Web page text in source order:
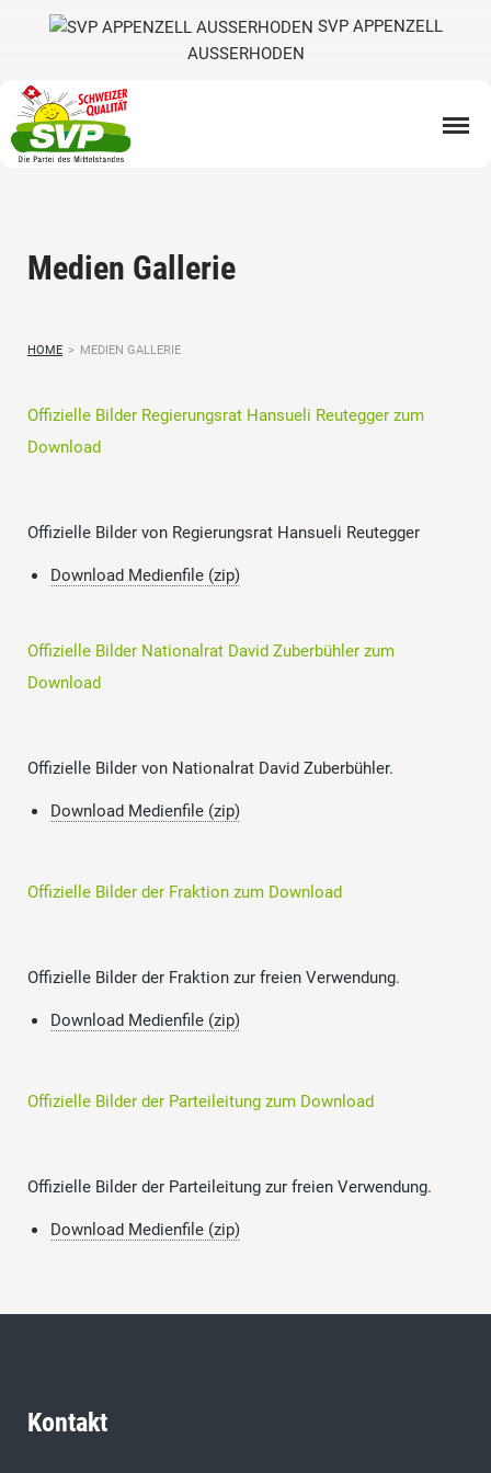
SVP APPENZELL
AUSSERHODEN
Medien Gallerie
HOME > MEDIEN GALLERIE
Offizielle Bilder Regierungsrat Hansueli Reutegger zum
Download
Offizielle Bilder von Regierungsrat Hansueli Reutegger
Download Medienfile (zip)
Offizielle Bilder Nationalrat David Zuberbühler zum
Download
Offizielle Bilder von Nationalrat David Zuberbühler.
Download Medienfile (zip)
Offizielle Bilder der Fraktion zum Download
Offizielle Bilder der Fraktion zur freien Verwendung.
Download Medienfile (zip)
Offizielle Bilder der Parteileitung zum Download
Offizielle Bilder der Parteileitung zur freien Verwendung.
Download Medienfile (zip)
Kontakt